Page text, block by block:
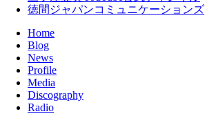
徳間ジャパンコミュニケーションズ
Home
Blog
News
Profile
Media
Discography
Radio